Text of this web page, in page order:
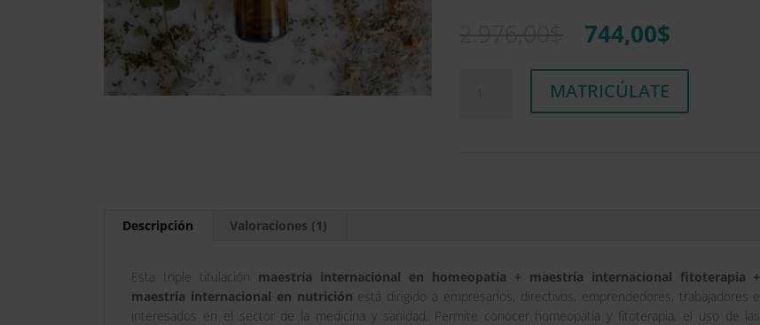
El
precio
original
era:
2.976,00$.
744,00$
actual
744,00$.
Maestría
Internacional
en
MATRICÚLATE
e
:
Descripción Valoraciones (1)
Esta triple titulación maestría internacional en homeopatía + maestría internacional fitoterapia +
maestría internacional en nutrición está dirigido a empresarios, directivos, emprendedores, trabajadores e
interesados en el sector de la medicina y sanidad. Permite conocer homeopatía y fitoterapia, el uso de las